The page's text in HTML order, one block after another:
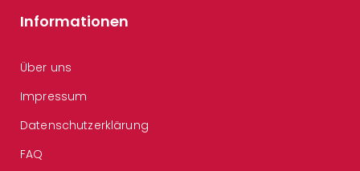
Informationen
Über uns
Impressum
Datenschutzerklärung
FAQ